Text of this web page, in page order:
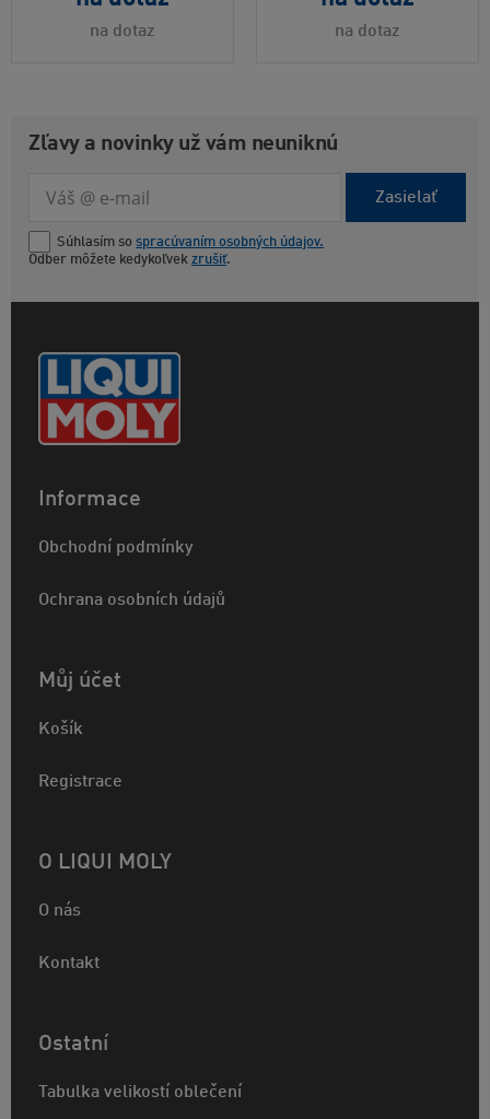
na dotaz na dotaz
Zľavy a novinky už vám neuniknú
Zasielať
Súhlasím so spracúvaním osobných údajov.
Odber môžete kedykoľvek zrušiť.
Informace
Obchodní podmínky
Ochrana osobních údajů
Můj účet
Košík
Registrace
O LIQUI MOLY
O nás
Kontakt
Ostatní
Tabulka velikostí oblečení